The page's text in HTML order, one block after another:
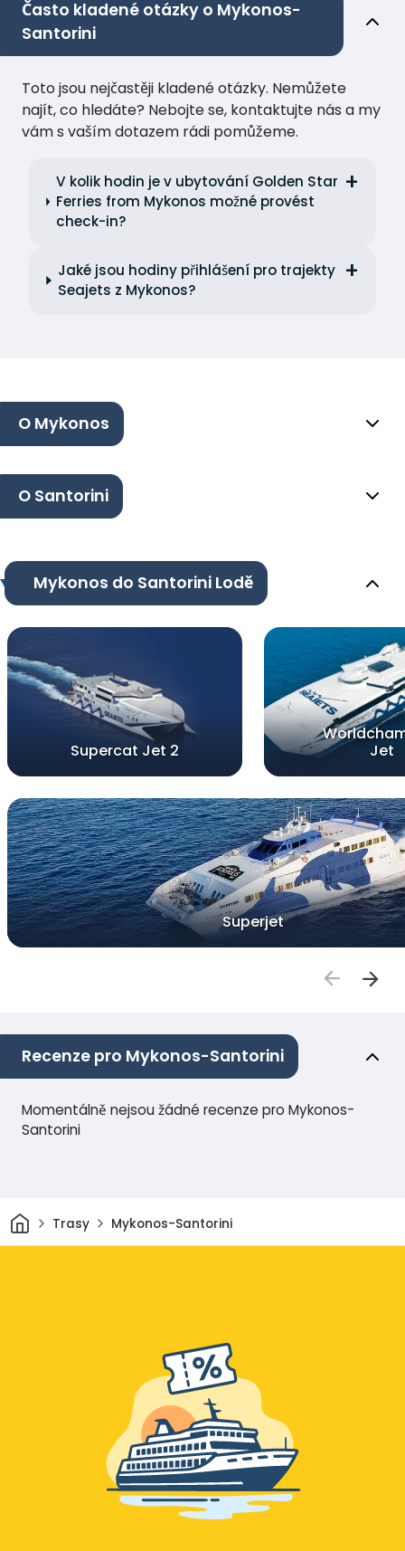
Často kladené otázky o Mykonos-
Santorini
Toto jsou nejčastěji kladené otázky. Nemůžete
najít, co hledáte? Nebojte se, kontaktujte nás a my
vám s vaším dotazem rádi pomůžeme.
V kolik hodin je v ubytování Golden Star
Ferries from Mykonos možné provést
check-in?
Jaké jsou hodiny přihlášení pro trajekty
Seajets z Mykonos?
O Mykonos
O Santorini
Mykonos do Santorini Lodě
Supercat Jet 2
Jet
Superjet
Recenze pro Mykonos-Santorini
Momentálně nejsou žádné recenze pro Mykonos-
Santorini
Domov
Trasy Mykonos-Santorini